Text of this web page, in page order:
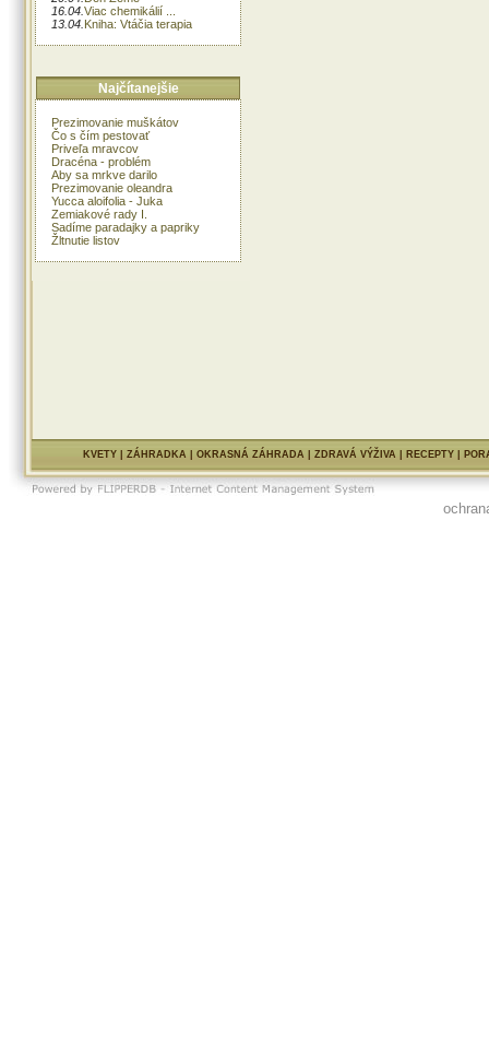
16.04. Viac chemikálií ...
13.04. Kniha: Vtáčia terapia
Najčítanejšie
Prezimovanie muškátov
Čo s čím pestovať
Priveľa mravcov
Dracéna - problém
Aby sa mrkve darilo
Prezimovanie oleandra
Yucca aloifolia - Juka
Zemiakové rady I.
Sadíme paradajky a papriky
Žltnutie listov
KVETY| ZÁHRADKA| OKRASNÁ ZÁHRADA| ZDRAVÁ VÝŽIVA| RECEPTY|